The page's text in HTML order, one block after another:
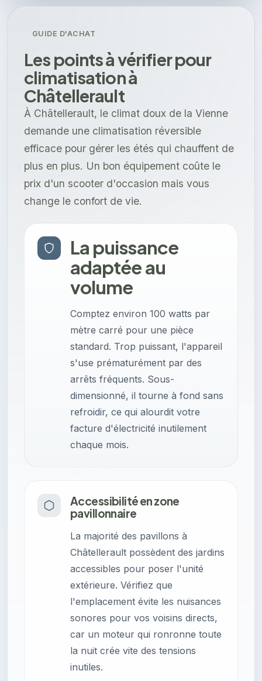
GUIDE D'ACHAT
Les points à vérifier pour
climatisation à
Châtellerault
À Châtellerault, le climat doux de la Vienne
demande une climatisation réversible
efficace pour gérer les étés qui chauffent de
plus en plus. Un bon équipement coûte le
prix d'un scooter d'occasion mais vous
change le confort de vie.
La puissance
adaptée au
volume
Comptez environ 100 watts par
mètre carré pour une pièce
standard. Trop puissant, l'appareil
s'use prématurément par des
arrêts fréquents. Sous-
dimensionné, il tourne à fond sans
refroidir, ce qui alourdit votre
facture d'électricité inutilement
chaque mois.
Accessibilité en zone
pavillonnaire
La majorité des pavillons à
Châtellerault possèdent des jardins
accessibles pour poser l'unité
extérieure. Vérifiez que
l'emplacement évite les nuisances
sonores pour vos voisins directs,
car un moteur qui ronronne toute
la nuit crée vite des tensions
inutiles.